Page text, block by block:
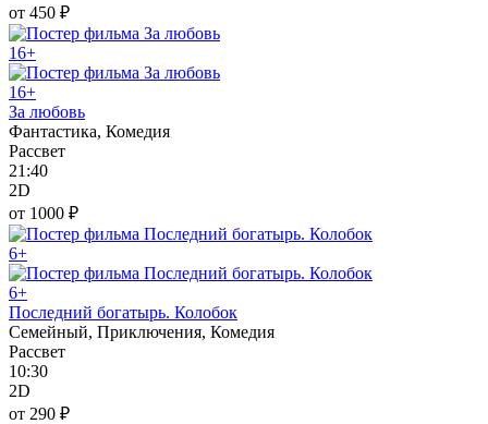
от 450 ₽
16+
16+
За любовь
Фантастика, Комедия
Рассвет
21:40
2D
от 1000 ₽
6+
6+
Последний богатырь. Колобок
Семейный, Приключения, Комедия
Рассвет
10:30
2D
от 290 ₽